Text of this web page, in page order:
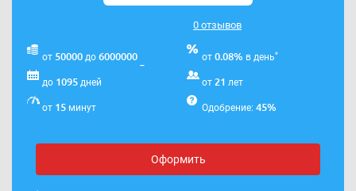
0 отзывов
от 50000 до 6000000 от 0.08% в день*
до 1095 дней от 21 лет
от 15 минут Одобрение: 45%
Оформить